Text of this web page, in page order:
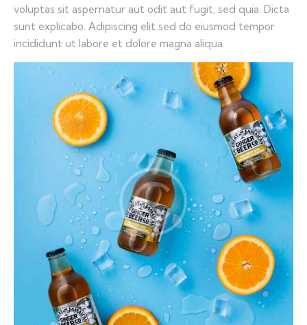
voluptas sit aspernatur aut odit aut fugit, sed quia. Dicta
sunt explicabo. Adipiscing elit sed do eiusmod tempor
incididunt ut labore et dolore magna aliqua.